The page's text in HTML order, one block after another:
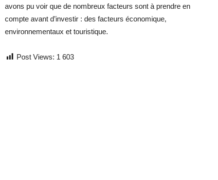
avons pu voir que de nombreux facteurs sont à prendre en
compte avant d’investir : des facteurs économique,
environnementaux et touristique.
Post Views: 1 603